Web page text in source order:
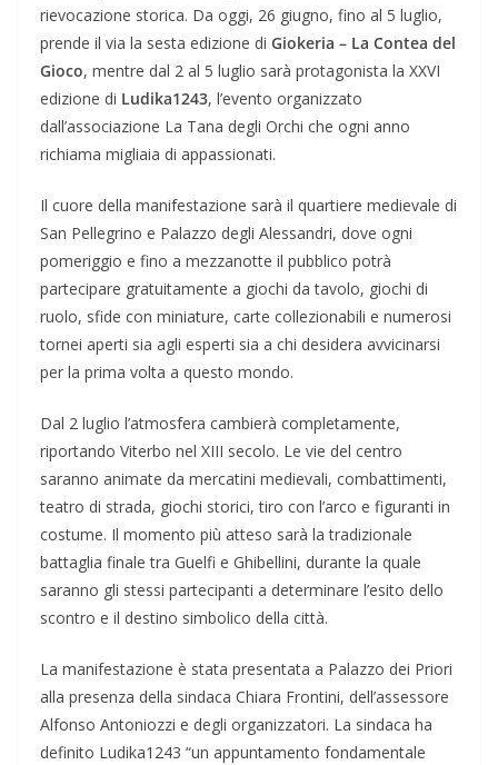
rievocazione storica. Da oggi, 26 giugno, fino al 5 luglio,
prende il via la sesta edizione di Giokeria – La Contea del
Gioco, mentre dal 2 al 5 luglio sarà protagonista la XXVI
edizione di Ludika1243, l’evento organizzato
dall’associazione La Tana degli Orchi che ogni anno
richiama migliaia di appassionati.
Il cuore della manifestazione sarà il quartiere medievale di
San Pellegrino e Palazzo degli Alessandri, dove ogni
pomeriggio e fino a mezzanotte il pubblico potrà
partecipare gratuitamente a giochi da tavolo, giochi di
ruolo, sfide con miniature, carte collezionabili e numerosi
tornei aperti sia agli esperti sia a chi desidera avvicinarsi
per la prima volta a questo mondo.
Dal 2 luglio l’atmosfera cambierà completamente,
riportando Viterbo nel XIII secolo. Le vie del centro
saranno animate da mercatini medievali, combattimenti,
teatro di strada, giochi storici, tiro con l’arco e figuranti in
costume. Il momento più atteso sarà la tradizionale
battaglia finale tra Guelfi e Ghibellini, durante la quale
saranno gli stessi partecipanti a determinare l’esito dello
scontro e il destino simbolico della città.
La manifestazione è stata presentata a Palazzo dei Priori
alla presenza della sindaca Chiara Frontini, dell’assessore
Alfonso Antoniozzi e degli organizzatori. La sindaca ha
definito Ludika1243 “un appuntamento fondamentale